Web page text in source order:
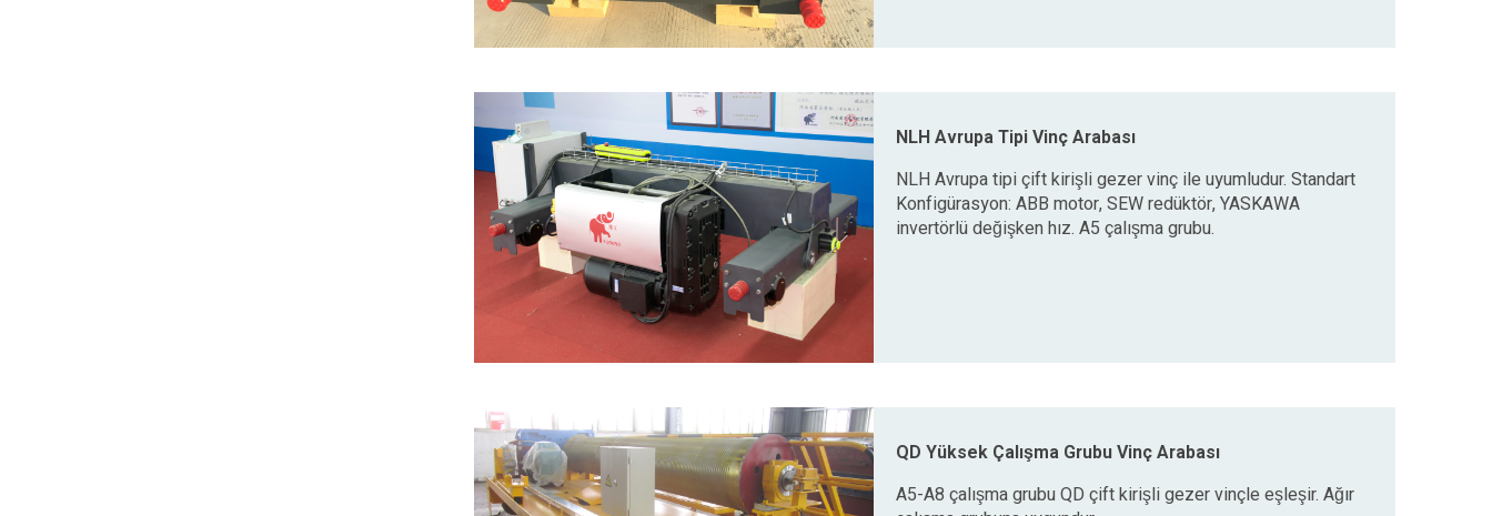
NLH Avrupa Tipi Vinç Arabası
NLH Avrupa tipi çift kirişli gezer vinç ile uyumludur. Standart
Konfigürasyon: ABB motor, SEW redüktör, YASKAWA
invertörlü değişken hız. A5 çalışma grubu.
QD Yüksek Çalışma Grubu Vinç Arabası
A5-A8 çalışma grubu QD çift kirişli gezer vinçle eşleşir. Ağır